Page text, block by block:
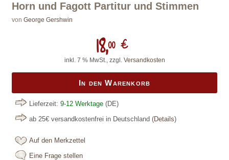
Horn und Fagott Partitur und Stimmen
von George Gershwin
18,00 €
inkl. 7 % MwSt., zzgl. Versandkosten
In den Warenkorb
Lieferzeit: 9-12 Werktage (DE)
ab 25€ versandkostenfrei in Deutschland (Details)
Auf den Merkzettel
Eine Frage stellen